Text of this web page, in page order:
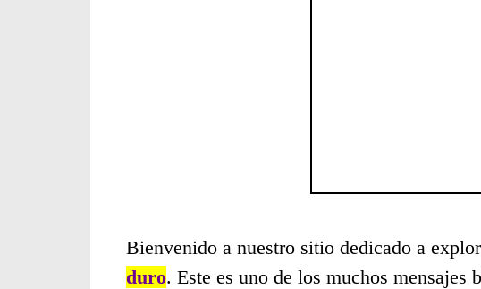
Bienvenido a nuestro sitio dedicado a
duro. Este es uno de los muchos mensajes